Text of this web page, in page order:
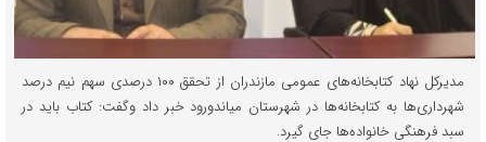
مدیرکل نهاد کتابخانه‌های عمومی مازندران از تحقق ۱۰۰ درصدی سهم نیم درصد
شهرداری‌ها به کتابخانه‌ها در شهرستان میاندورود خبر داد وگفت: کتاب باید در
سبد فرهنگی خانواده‌ها جای گیرد.